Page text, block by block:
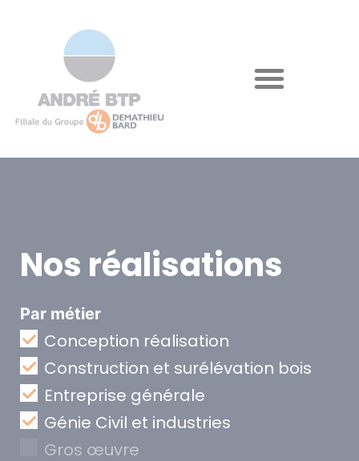
Nos réalisations
Par métier
Conception réalisation
Construction et surélévation bois
Entreprise générale
Génie Civil et industries
Gros œuvre